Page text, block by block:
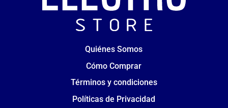
Quiénes Somos
Cómo Comprar
Términos y condiciones
Políticas de Privacidad